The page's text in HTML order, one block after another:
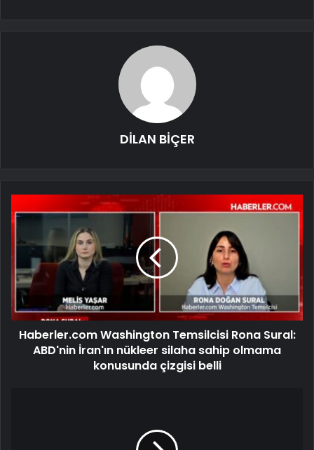
DİLAN BİÇER
Haberler.com Washington Temsilcisi Rona Sural:
ABD'nin İran'ın nükleer silaha sahip olmama
konusunda çizgisi belli